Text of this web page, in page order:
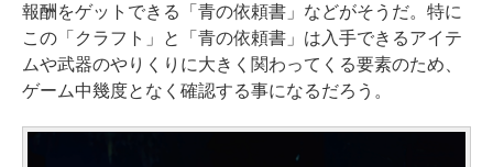
報酬をゲットできる「青の依頼書」などがそうだ。特に
この「クラフト」と「青の依頼書」は入手できるアイテ
ムや武器のやりくりに大きく関わってくる要素のため、
ゲーム中幾度となく確認する事になるだろう。